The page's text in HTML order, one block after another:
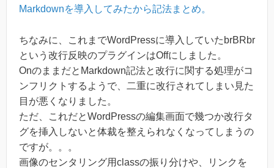
Markdownを導入してみたから記法まとめ。
ちなみに、これまでWordPressに導入していたbrBRbr
という改行反映のプラグインはOffにしました。
OnのままだとMarkdown記法と改行に関する処理がコ
ンフリクトするようで、二重に改行されてしまい見た
目が悪くなりました。
ただ、これだとWordPressの編集画面で幾つか改行タ
グを挿入しないと体裁を整えられなくなってしまうの
ですが。。。
画像のセンタリング用classの振り分けや、リンクを